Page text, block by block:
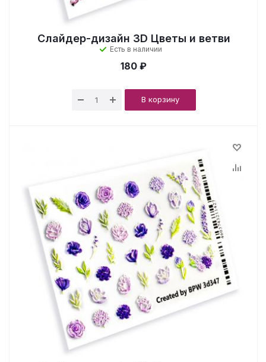
Слайдер-дизайн 3D Цветы и ветви
Есть в наличии
180 ₽
В корзину